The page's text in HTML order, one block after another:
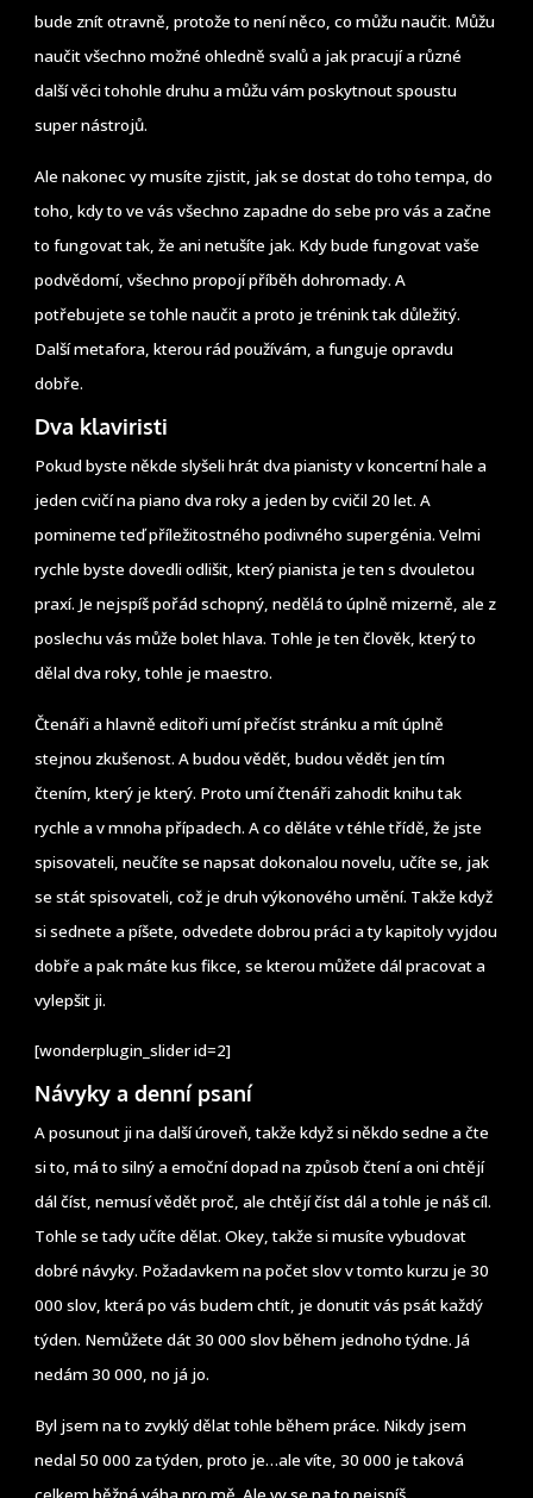
bude znít otravně, protože to není něco, co můžu naučit. Můžu
naučit všechno možné ohledně svalů a jak pracují a různé
další věci tohohle druhu a můžu vám poskytnout spoustu
super nástrojů.
Ale nakonec vy musíte zjistit, jak se dostat do toho tempa, do
toho, kdy to ve vás všechno zapadne do sebe pro vás a začne
to fungovat tak, že ani netušíte jak. Kdy bude fungovat vaše
podvědomí, všechno propojí příběh dohromady. A
potřebujete se tohle naučit a proto je trénink tak důležitý.
Další metafora, kterou rád používám, a funguje opravdu
dobře.
Dva klaviristi
Pokud byste někde slyšeli hrát dva pianisty v koncertní hale a
jeden cvičí na piano dva roky a jeden by cvičil 20 let. A
pomineme teď příležitostného podivného supergénia. Velmi
rychle byste dovedli odlišit, který pianista je ten s dvouletou
praxí. Je nejspíš pořád schopný, nedělá to úplně mizerně, ale z
poslechu vás může bolet hlava. Tohle je ten člověk, který to
dělal dva roky, tohle je maestro.
Čtenáři a hlavně editoři umí přečíst stránku a mít úplně
stejnou zkušenost. A budou vědět, budou vědět jen tím
čtením, který je který. Proto umí čtenáři zahodit knihu tak
rychle a v mnoha případech. A co děláte v téhle třídě, že jste
spisovateli, neučíte se napsat dokonalou novelu, učíte se, jak
se stát spisovateli, což je druh výkonového umění. Takže když
si sednete a píšete, odvedete dobrou práci a ty kapitoly vyjdou
dobře a pak máte kus fikce, se kterou můžete dál pracovat a
vylepšit ji.
[wonderplugin_slider id=2]
Návyky a denní psaní
A posunout ji na další úroveň, takže když si někdo sedne a čte
si to, má to silný a emoční dopad na způsob čtení a oni chtějí
dál číst, nemusí vědět proč, ale chtějí číst dál a tohle je náš cíl.
Tohle se tady učíte dělat. Okey, takže si musíte vybudovat
dobré návyky. Požadavkem na počet slov v tomto kurzu je 30
000 slov, která po vás budem chtít, je donutit vás psát každý
týden. Nemůžete dát 30 000 slov během jednoho týdne. Já
nedám 30 000, no já jo.
Byl jsem na to zvyklý dělat tohle během práce. Nikdy jsem
nedal 50 000 za týden, proto je…ale víte, 30 000 je taková